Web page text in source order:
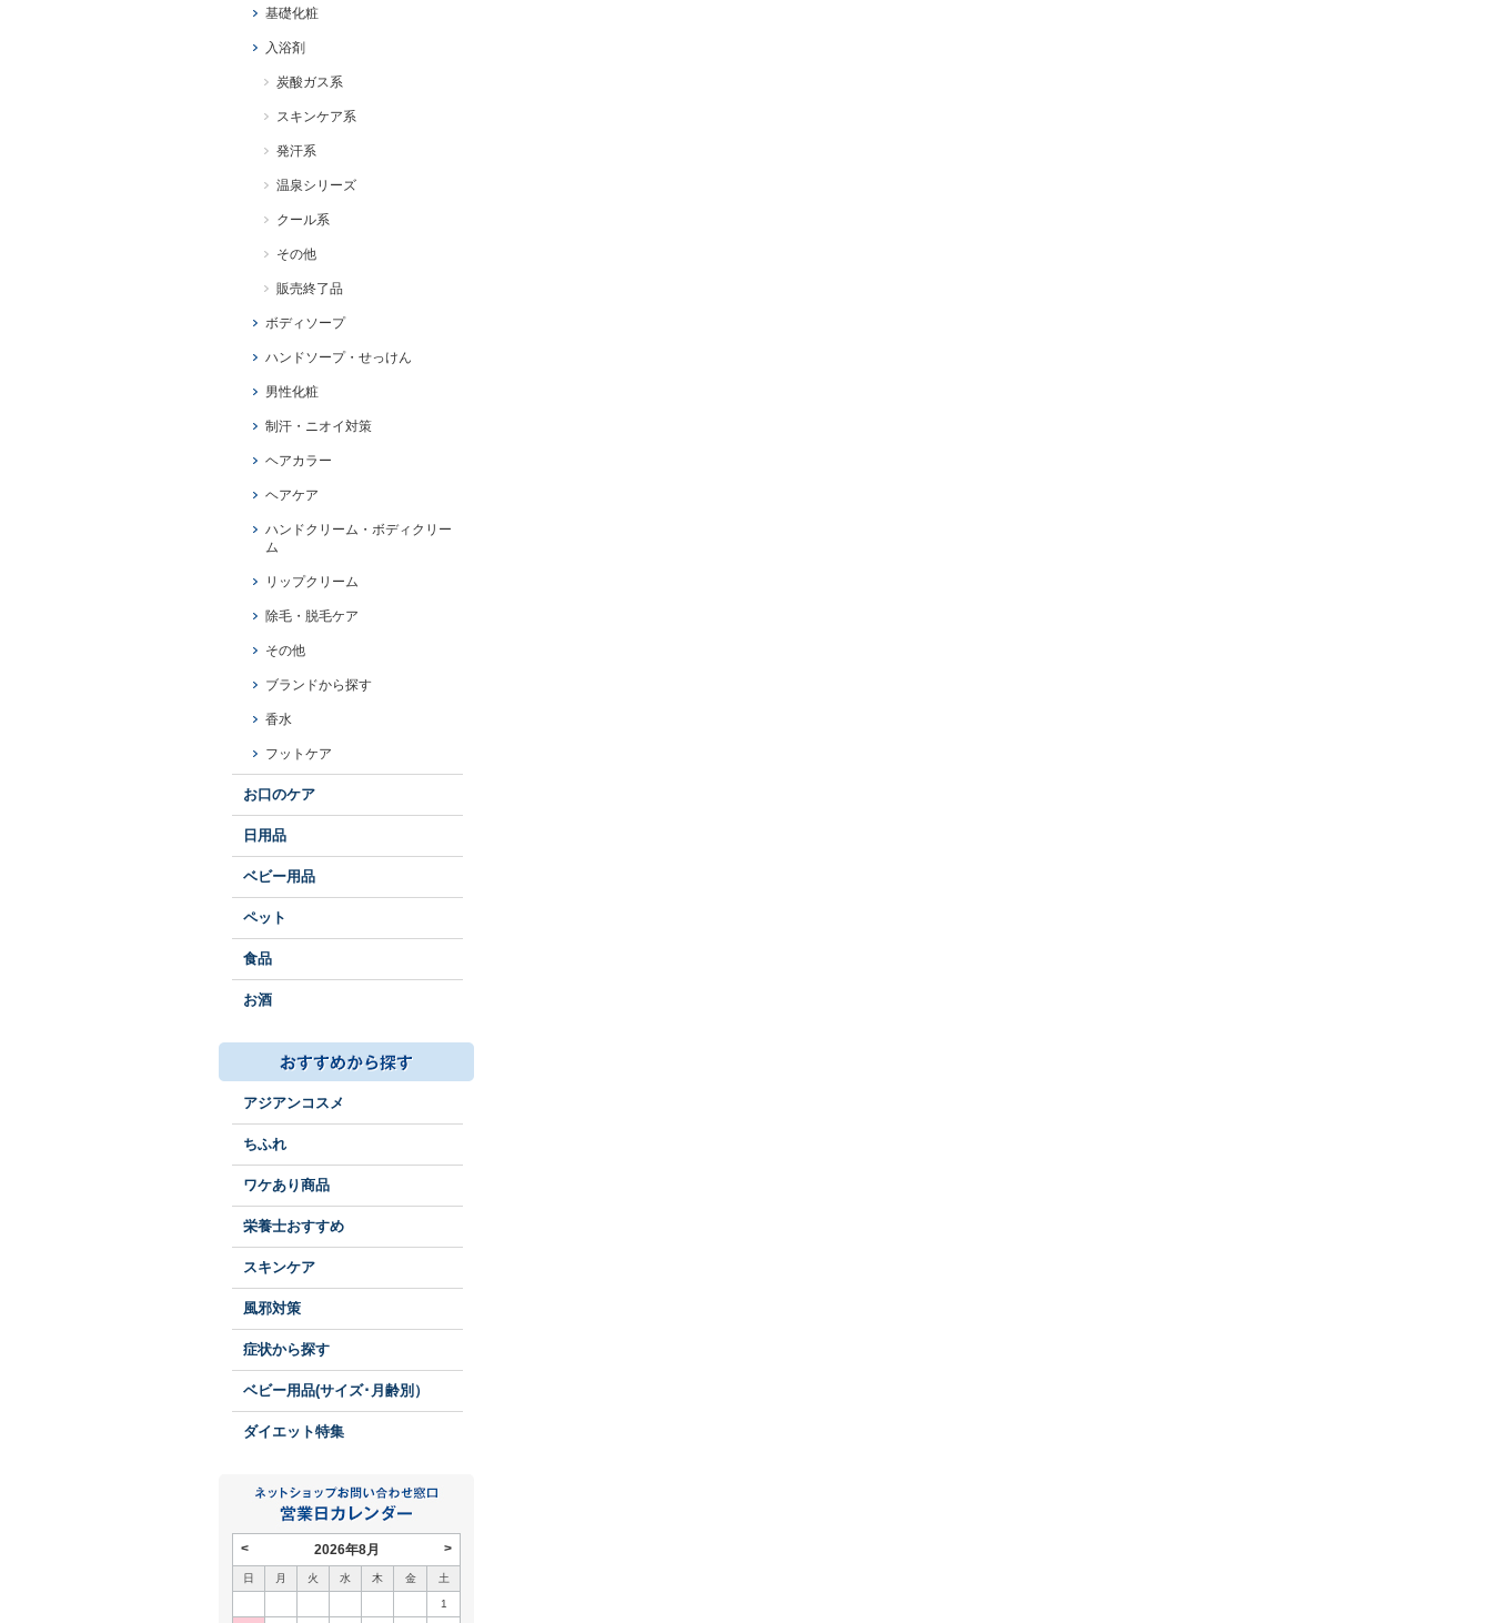
基礎化粧
入浴剤
炭酸ガス系
スキンケア系
発汗系
温泉シリーズ
クール系
その他
販売終了品
ボディソープ
ハンドソープ・せっけん
男性化粧
制汗・ニオイ対策
ヘアカラー
ヘアケア
ハンドクリーム・ボディクリー
ム
リップクリーム
除毛・脱毛ケア
その他
ブランドから探す
香水
フットケア
お口のケア
日用品
ベビー用品
ペット
食品
お酒
アジアンコスメ
ちふれ
ワケあり商品
栄養士おすすめ
スキンケア
風邪対策
症状から探す
ベビー用品(サイズ･月齢別）
ダイエット特集
< >
2026年8月
日 月 火 水 木 金 土
1